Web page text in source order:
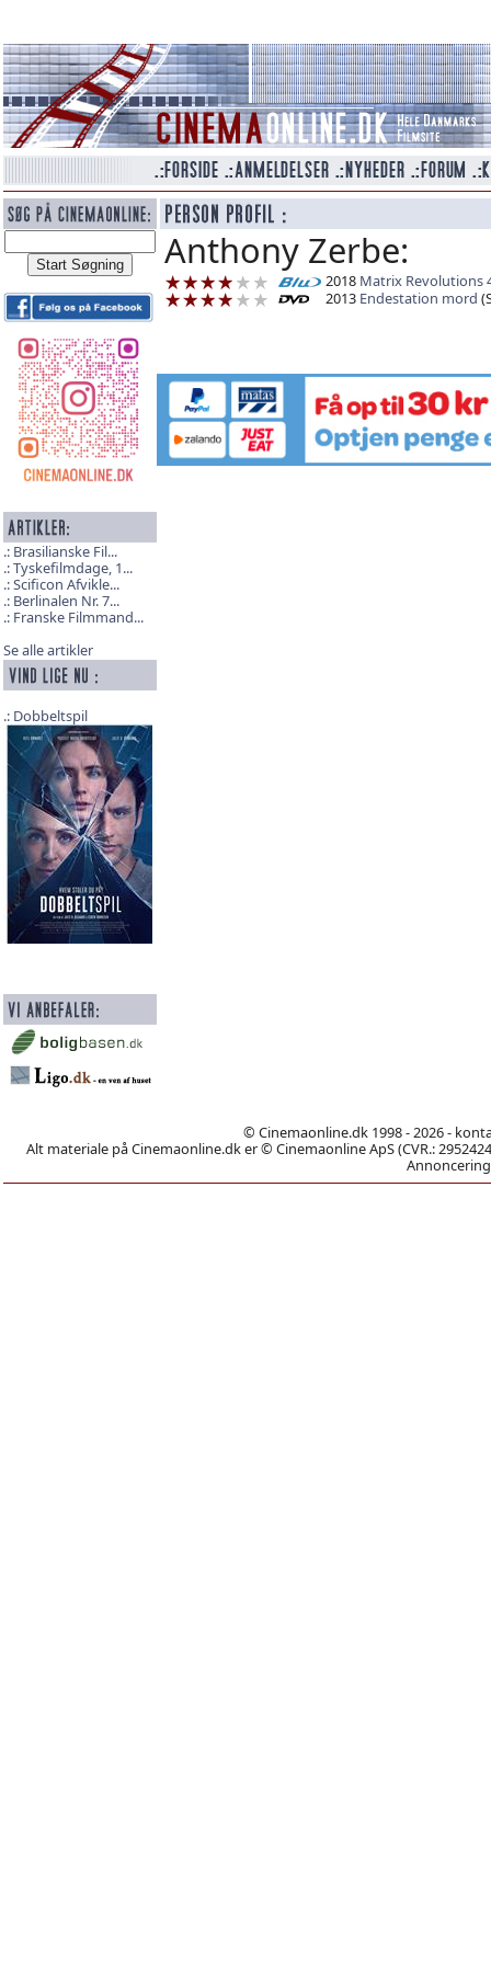
Brasilianske Fil...
Tyskefilmdage, 1...
Scificon Afvikle...
Berlinalen Nr. 7...
Franske Filmmand...
Se alle artikler
Dobbeltspil
Anthony Zerbe:
2018 Matrix Revolutions
2013 Endestation mord
© Cinemaonline.dk 1998 - 2026 -
Alt materiale på Cinemaonline.dk er © Cinemaonline ApS (CVR.: